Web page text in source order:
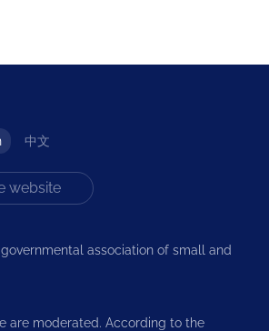
中文
association of small and
are moderated. According to the